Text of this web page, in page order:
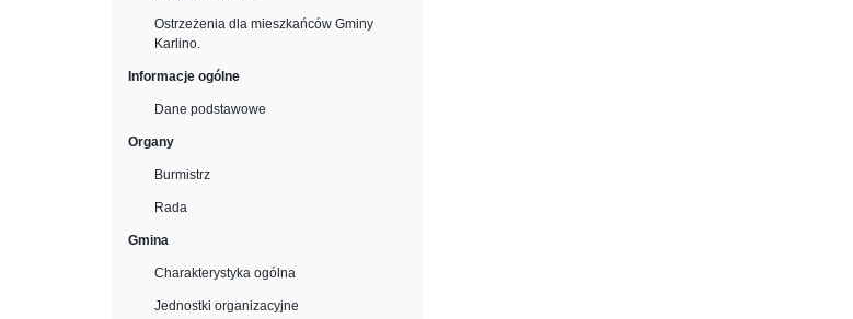
Ostrzeżenia dla mieszkańców Gminy
Karlino.
Informacje ogólne
Dane podstawowe
Organy
Burmistrz
Rada
Gmina
Charakterystyka ogólna
Jednostki organizacyjne